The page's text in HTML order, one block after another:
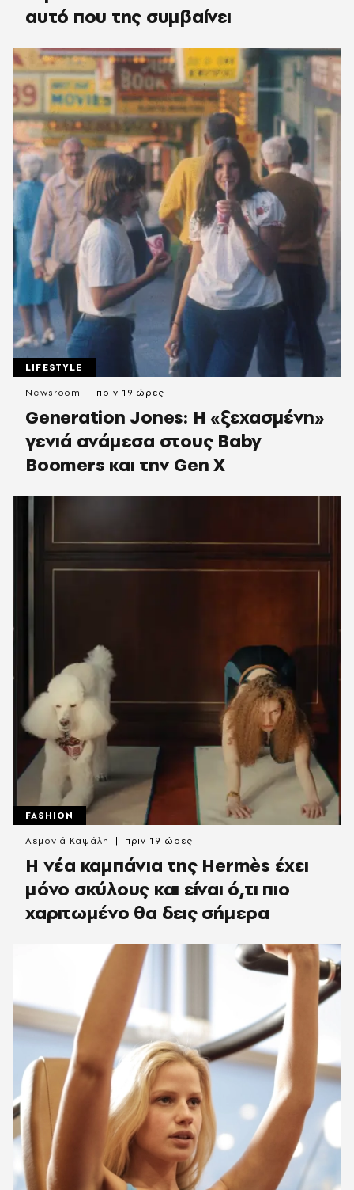
αυτό που της συμβαίνει
LIFESTYLE
Generation Jones: Η «ξεχασμένη»
γενιά ανάμεσα στους Baby
Boomers και την Gen X
Newsroom πριν 19 ώρες
FASHION
Η νέα καμπάνια της Hermès έχει
μόνο σκύλους και είναι ό,τι πιο
χαριτωμένο θα δεις σήμερα
Λεμονιά Καψάλη πριν 19 ώρες